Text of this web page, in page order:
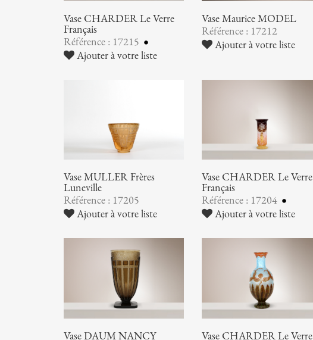
Vase CHARDER Le Verre
Français
Référence : 17215
Ajouter à votre liste
Vase Maurice MODEL
Référence : 17212
Ajouter à votre liste
Vase MULLER Frères
Luneville
Référence : 17205
Ajouter à votre liste
Vase CHARDER Le Verre
Français
Référence : 17204
Ajouter à votre liste
Vase DAUM NANCY
Vase CHARDER Le Verre